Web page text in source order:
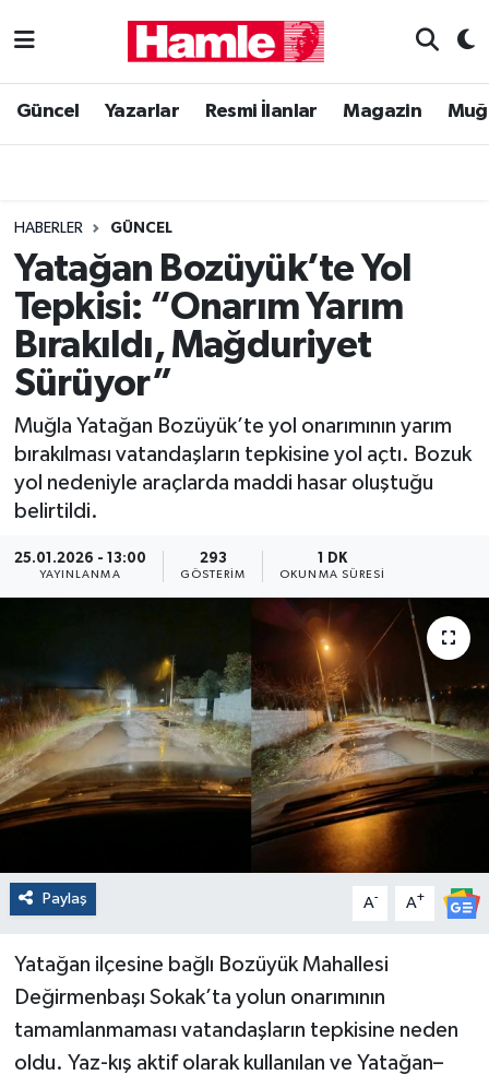
Güncel Yazarlar Resmi İlanlar Magazin
HABERLER GÜNCEL
Yatağan Bozüyük’te Yol
Tepkisi: “Onarım Yarım
Bırakıldı, Mağduriyet
Sürüyor”
Muğla Yatağan Bozüyük’te yol onarımının yarım
bırakılması vatandaşların tepkisine yol açtı. Bozuk
yol nedeniyle araçlarda maddi hasar oluştuğu
belirtildi.
25.01.2026 - 13:00
YAYINLANMA
293
GÖSTERIM
1 DK
OKUNMA SÜRESI
Paylaş A- A+
Yatağan ilçesine bağlı Bozüyük Mahallesi
Değirmenbaşı Sokak’ta yolun onarımının
tamamlanmaması vatandaşların tepkisine neden
oldu. Yaz-kış aktif olarak kullanılan ve Yatağan–
Güncel
Magazin
Muğla Haber
Siyaset
Muğla Nöbetçi Eczaneler
Muğla Trafik Yoğunluk Haritası
Süper Lig Puan Durumu ve Fikstür
Tüm Manşetler
Son Dakika Haberleri
Haber Arşivi